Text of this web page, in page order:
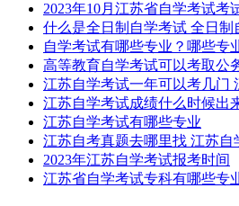
2023年10月江苏省自学考试考
什么是全日制自学考试 全日
自学考试有哪些专业？哪些专
高等教育自学考试可以考取公
江苏自学考试一年可以考几门
江苏自学考试成绩什么时候出
江苏自学考试有哪些专业
江苏自考真题去哪里找 江苏自
2023年江苏自学考试报考时间
江苏省自学考试专科有哪些专